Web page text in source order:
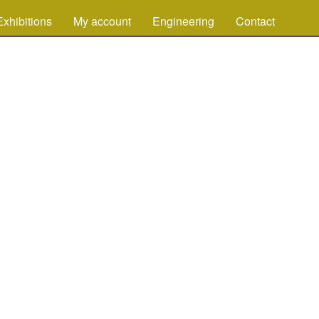
My account Engineering Contact